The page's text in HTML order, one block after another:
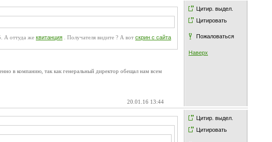
Цитир. выдел.
Цитировать
Пожаловаться
Наверх
А оттуда же квитанция . Получателя видите ? А вот скрин с сайта
в компанию, так как генеральный директор обещал нам всем
20.01.16 13:44
Цитир. выдел.
Цитировать